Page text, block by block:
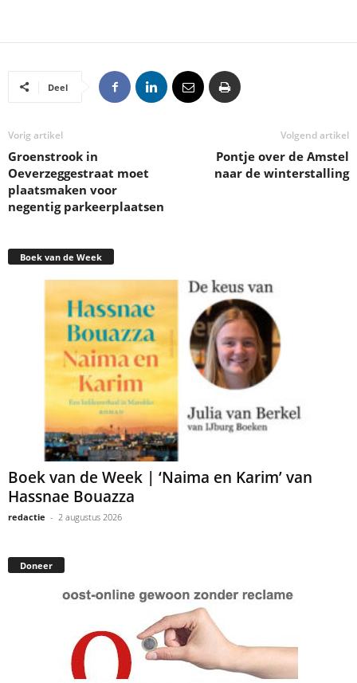
Deel
Vorig artikel
Groenstrook in
Oeverzeggestraat moet
plaatsmaken voor
negentig parkeerplaatsen
Volgend artikel
Pontje over de Amstel
naar de winterstalling
Boek van de Week
Boek van de Week | ‘Naima en Karim’ van
Hassnae Bouazza
redactie - 2 augustus 2026
Doneer